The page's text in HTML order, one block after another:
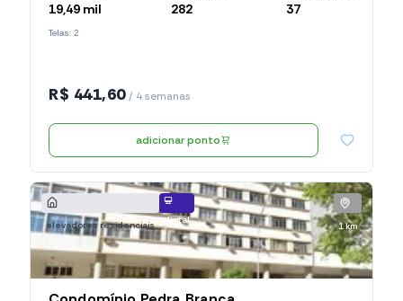
19,49 mil 282 37
Telas: 2
R$ 441,60/ 4 semanas
adicionar ponto
elevadores residenciais digital
1 km